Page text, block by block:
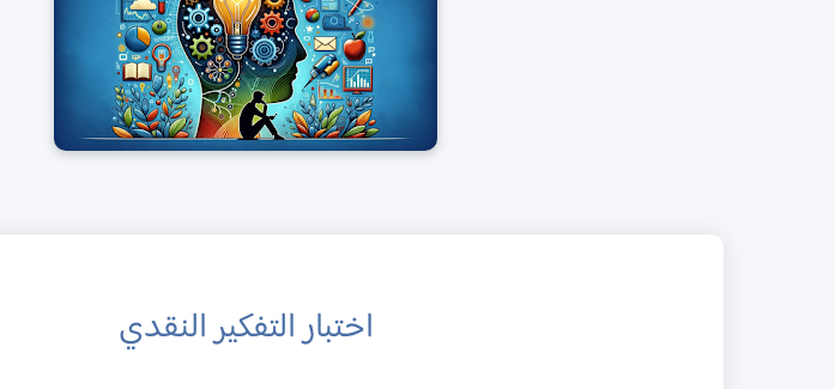
اختبار التفكير النقدي